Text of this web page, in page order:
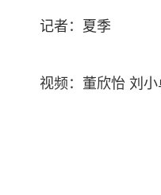
记者：夏季
视频：董欣怡 刘小